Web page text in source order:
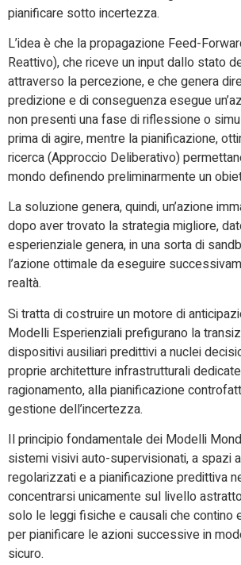
pianificare sotto incertezza.
L’idea è che la propagazione Feed-
Reattivo), che riceve un input dallo stato
attraverso la percezione, e che genera
predizione e di conseguenza esegue
non presenti una fase di riflessione o
prima di agire, mentre la pianificazione,
ricerca (Approccio Deliberativo)
mondo definendo preliminarmente un
La soluzione genera, quindi, un’azione
dopo aver trovato la strategia migliore,
esperienziale genera, in una sorta di
l’azione ottimale da eseguire
realtà.
Si tratta di costruire un motore di
Modelli Esperienziali prefigurano la
dispositivi ausiliari predittivi a nuclei
proprie architetture infrastrutturali
ragionamento, alla pianificazione
gestione dell’incertezza.
Il principio fondamentale dei Modelli
sistemi visivi auto-supervisionati, a spazi
regolarizzati e a pianificazione predittiva
concentrarsi unicamente sul livello
solo le leggi fisiche e causali che contino
per pianificare le azioni successive in
sicuro.